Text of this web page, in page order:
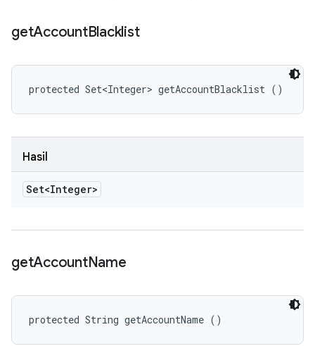
getAccountBlacklist
protected Set<Integer> getAccountBlacklist ()
Hasil
Set<Integer>
getAccountName
protected String getAccountName ()